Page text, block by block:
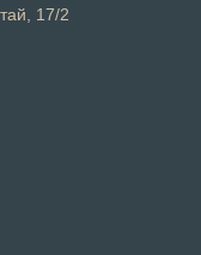
17/2